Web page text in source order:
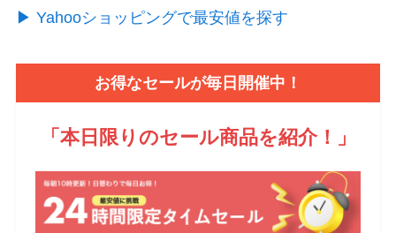
▶︎ Yahooショッピングで最安値を探す
お得なセールが毎日開催中！
「本日限りのセール商品を紹介！ 」